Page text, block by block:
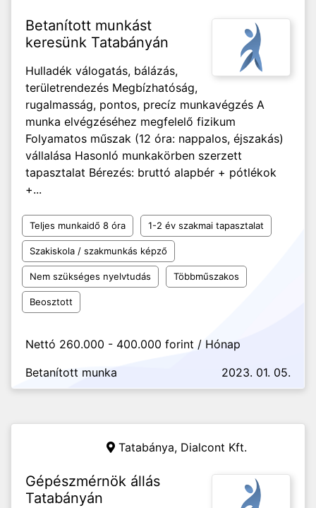
Betanított munkást
keresünk Tatabányán
Hulladék válogatás, bálázás,
területrendezés Megbízhatóság,
rugalmasság, pontos, precíz munkavégzés A
munka elvégzéséhez megfelelő fizikum
Folyamatos műszak (12 óra: nappalos, éjszakás)
vállalása Hasonló munkakörben szerzett
tapasztalat Bérezés: bruttó alapbér + pótlékok
+...
Teljes munkaidő 8 óra 1-2 év szakmai tapasztalat
Szakiskola / szakmunkás képző
Nem szükséges nyelvtudás Többműszakos
Beosztott
Nettó 260.000 - 400.000 forint / Hónap
Betanított munka
2023. 01. 05.
Tatabánya, Dialcont Kft.
Gépészmérnök állás
Tatabányán